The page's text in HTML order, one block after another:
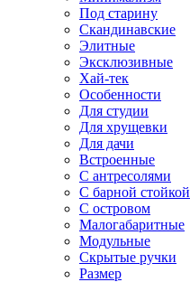
Под старину
Скандинавские
Элитные
Эксклюзивные
Хай-тек
Особенности
Для студии
Для хрущевки
Для дачи
Встроенные
С антресолями
С барной стойкой
С островом
Малогабаритные
Модульные
Скрытые ручки
Размер